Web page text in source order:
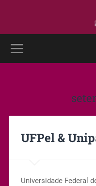
UFPel &
Universidade Federal